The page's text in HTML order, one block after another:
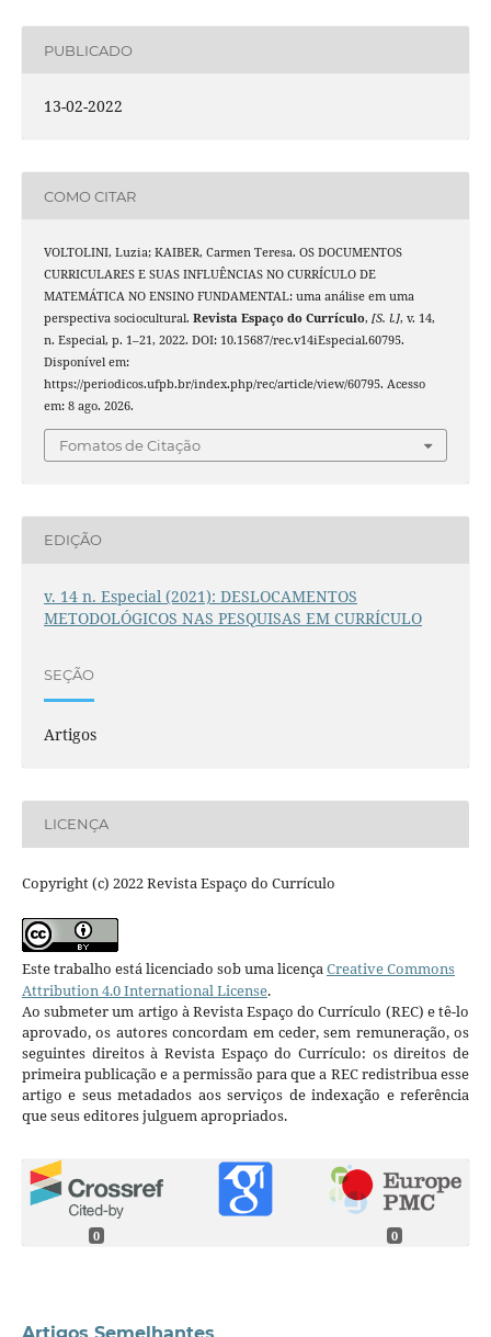
PUBLICADO
13-02-2022
COMO CITAR
VOLTOLINI, Luzia; KAIBER, Carmen Teresa. OS DOCUMENTOS
CURRICULARES E SUAS INFLUÊNCIAS NO CURRÍCULO DE
MATEMÁTICA NO ENSINO FUNDAMENTAL: uma análise em uma
perspectiva sociocultural. Revista Espaço do Currículo, [S. l.], v. 14,
n. Especial, p. 1–21, 2022. DOI: 10.15687/rec.v14iEspecial.60795.
Disponível em:
https://periodicos.ufpb.br/index.php/rec/article/view/60795. Acesso
em: 8 ago. 2026.
Fomatos de Citação
EDIÇÃO
v. 14 n. Especial (2021): DESLOCAMENTOS
METODOLÓGICOS NAS PESQUISAS EM CURRÍCULO
SEÇÃO
Artigos
LICENÇA
Copyright (c) 2022 Revista Espaço do Currículo
Este trabalho está licenciado sob uma licençaCreative Commons
Attribution 4.0 International License.
Ao submeter um artigo à Revista Espaço do Currículo (REC) e tê-lo
aprovado, os autores concordam em ceder, sem remuneração, os
seguintes direitos à Revista Espaço do Currículo: os direitos de
primeira publicação e a permissão para que a REC redistribua esse
artigo e seus metadados aos serviços de indexação e referência
que seus editores julguem apropriados.
0 0
Artigos Semelhantes